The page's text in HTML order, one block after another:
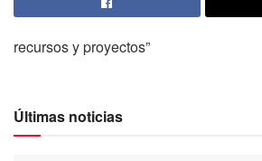
recursos y proyectos”
Últimas noticias